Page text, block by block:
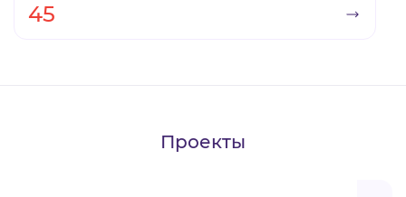
45
Проекты